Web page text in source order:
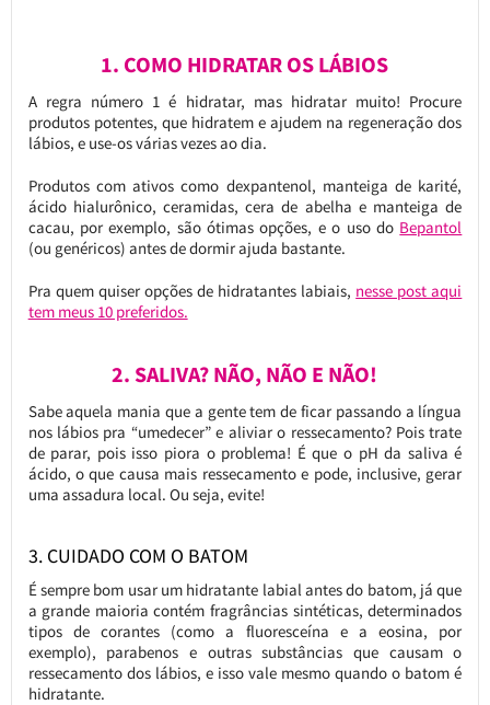
1. COMO HIDRATAR OS LÁBIOS
A regra número 1 é hidratar, mas hidratar muito! Procure
produtos potentes, que hidratem e ajudem na regeneração dos
lábios, e use-os várias vezes ao dia.
Produtos com ativos como dexpantenol, manteiga de karité,
ácido hialurônico, ceramidas, cera de abelha e manteiga de
cacau, por exemplo, são ótimas opções, e o uso do Bepantol
(ou genéricos) antes de dormir ajuda bastante.
Pra quem quiser opções de hidratantes labiais, nesse post aqui
tem meus 10 preferidos.
2. SALIVA? NÃO, NÃO E NÃO!
Sabe aquela mania que a gente tem de ficar passando a língua
nos lábios pra “umedecer” e aliviar o ressecamento? Pois trate
de parar, pois isso piora o problema! É que o pH da saliva é
ácido, o que causa mais ressecamento e pode, inclusive, gerar
uma assadura local. Ou seja, evite!
3. CUIDADO COM O BATOM
É sempre bom usar um hidratante labial antes do batom, já que
a grande maioria contém fragrâncias sintéticas, determinados
tipos de corantes (como a fluoresceína e a eosina, por
exemplo), parabenos e outras substâncias que causam o
ressecamento dos lábios, e isso vale mesmo quando o batom é
hidratante.